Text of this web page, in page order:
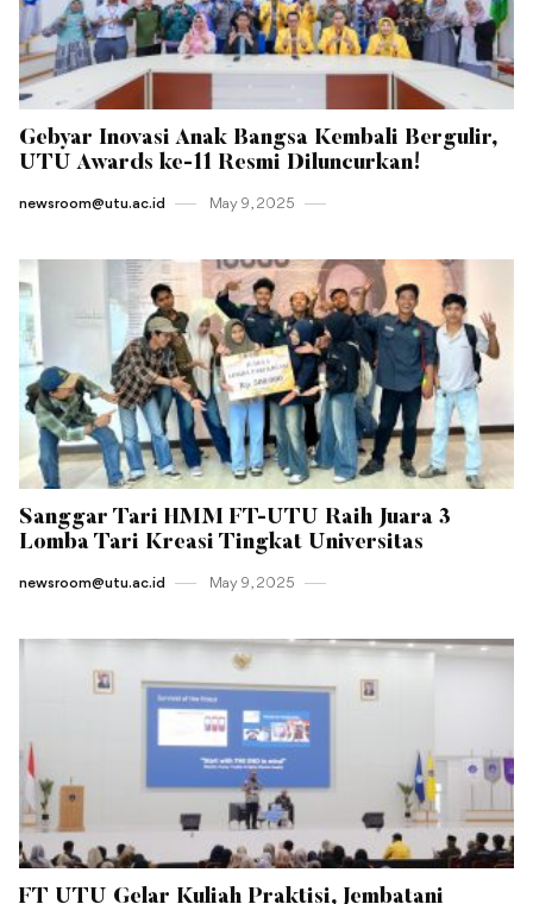
Gebyar Inovasi Anak Bangsa Kembali Bergulir,
UTU Awards ke-11 Resmi Diluncurkan!
newsroom@utu.ac.id May 9 , 2025
Sanggar Tari HMM FT-UTU Raih Juara 3
Lomba Tari Kreasi Tingkat Universitas
newsroom@utu.ac.id May 9 , 2025
FT UTU Gelar Kuliah Praktisi, Jembatani